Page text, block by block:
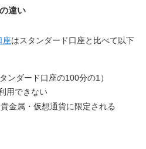
違い
座はスタンダード口座と比べて以下
ンダード口座の100分の1）
用できない
金属・仮想通貨に限定される